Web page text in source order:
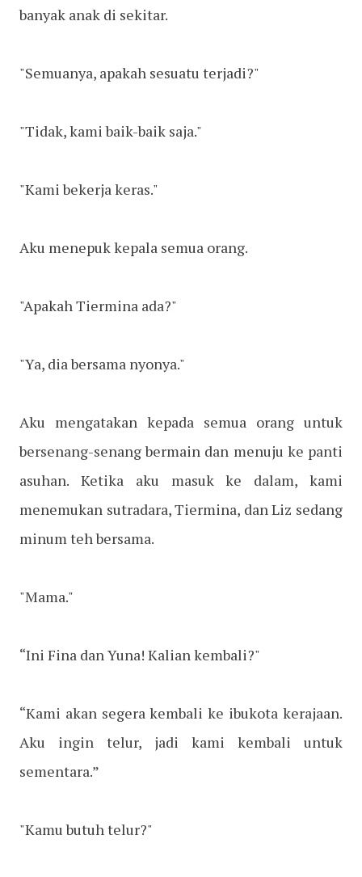
banyak anak di sekitar.
"Semuanya, apakah sesuatu terjadi?"
"Tidak, kami baik-baik saja."
"Kami bekerja keras."
Aku menepuk kepala semua orang.
"Apakah Tiermina ada?"
"Ya, dia bersama nyonya."
Aku mengatakan kepada semua orang untuk
bersenang-senang bermain dan menuju ke panti
asuhan. Ketika aku masuk ke dalam, kami
menemukan sutradara, Tiermina, dan Liz sedang
minum teh bersama.
"Mama."
“Ini Fina dan Yuna! Kalian kembali?"
“Kami akan segera kembali ke ibukota kerajaan.
Aku ingin telur, jadi kami kembali untuk
sementara.”
"Kamu butuh telur?"